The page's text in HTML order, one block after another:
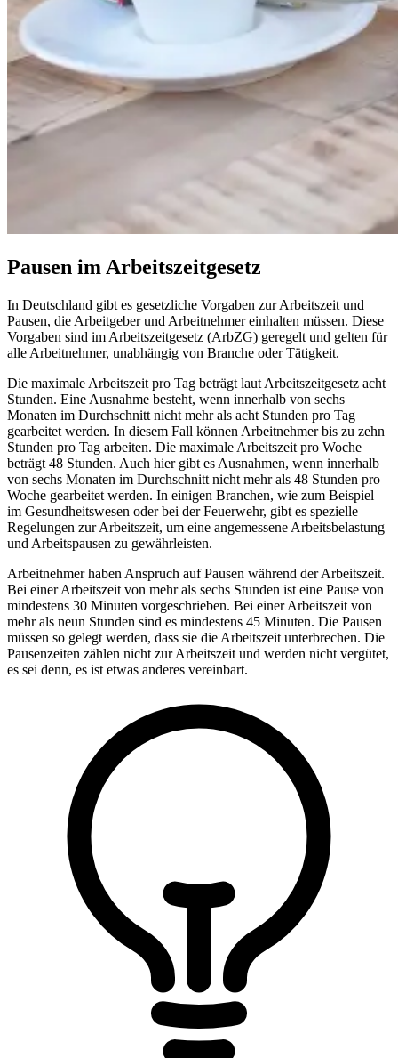
Pausen im Arbeitszeitgesetz
In Deutschland gibt es gesetzliche Vorgaben zur Arbeitszeit und
Pausen, die Arbeitgeber und Arbeitnehmer einhalten müssen. Diese
Vorgaben sind im Arbeitszeitgesetz (ArbZG) geregelt und gelten für
alle Arbeitnehmer, unabhängig von Branche oder Tätigkeit.
Die maximale Arbeitszeit pro Tag beträgt laut Arbeitszeitgesetz acht
Stunden. Eine Ausnahme besteht, wenn innerhalb von sechs
Monaten im Durchschnitt nicht mehr als acht Stunden pro Tag
gearbeitet werden. In diesem Fall können Arbeitnehmer bis zu zehn
Stunden pro Tag arbeiten. Die maximale Arbeitszeit pro Woche
beträgt 48 Stunden. Auch hier gibt es Ausnahmen, wenn innerhalb
von sechs Monaten im Durchschnitt nicht mehr als 48 Stunden pro
Woche gearbeitet werden. In einigen Branchen, wie zum Beispiel
im Gesundheitswesen oder bei der Feuerwehr, gibt es spezielle
Regelungen zur Arbeitszeit, um eine angemessene Arbeitsbelastung
und Arbeitspausen zu gewährleisten.
Arbeitnehmer haben Anspruch auf Pausen während der Arbeitszeit.
Bei einer Arbeitszeit von mehr als sechs Stunden ist eine Pause von
mindestens 30 Minuten vorgeschrieben. Bei einer Arbeitszeit von
mehr als neun Stunden sind es mindestens 45 Minuten. Die Pausen
müssen so gelegt werden, dass sie die Arbeitszeit unterbrechen. Die
Pausenzeiten zählen nicht zur Arbeitszeit und werden nicht vergütet,
es sei denn, es ist etwas anderes vereinbart.